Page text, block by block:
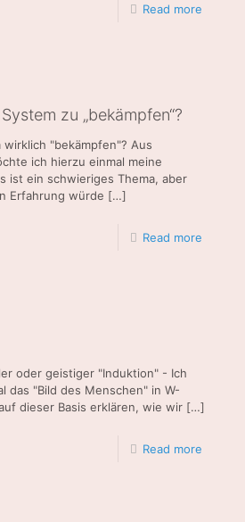
Read more
zu „bekämpfen“?
wirklich "bekämpfen"? Aus
ich hierzu einmal meine
ist ein schwieriges Thema, aber
Erfahrung würde […]
Read more
oder geistiger "Induktion" - Ich
das "Bild des Menschen" in W-
dieser Basis erklären, wie wir […]
Read more